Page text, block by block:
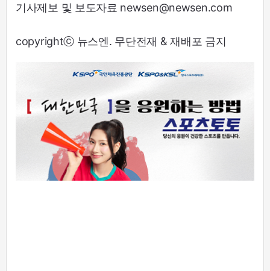
기사제보 및 보도자료 newsen@newsen.com
copyrightⓒ 뉴스엔. 무단전재 & 재배포 금지